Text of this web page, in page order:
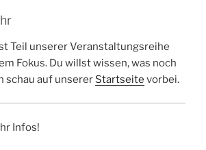
Teil unserer Veranstaltungsreihe
Fokus. Du willst wissen, was noch
schau auf unserer Startseite vorbei.
Infos!